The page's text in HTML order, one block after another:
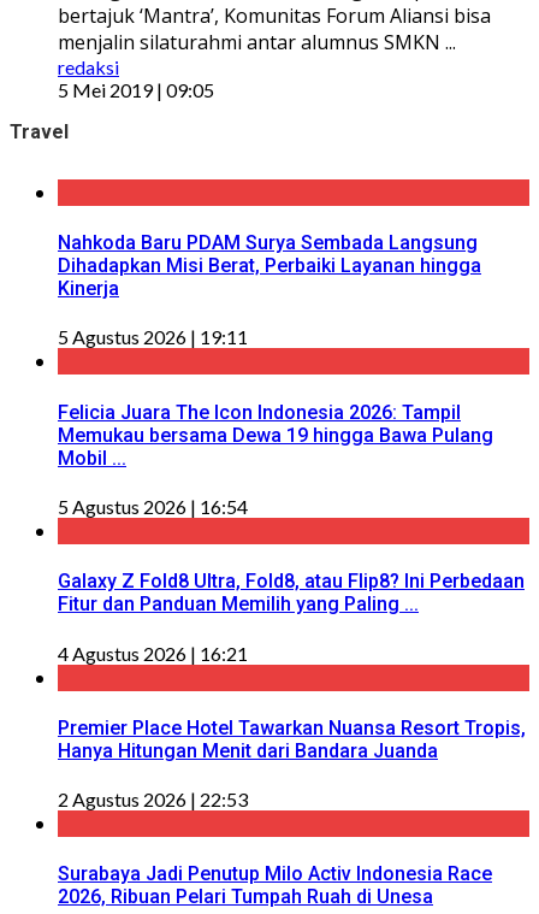
bertajuk ‘Mantra’, Komunitas Forum Aliansi bisa
menjalin silaturahmi antar alumnus SMKN ...
redaksi
5 Mei 2019 | 09:05
Travel
Nahkoda Baru PDAM Surya Sembada Langsung
Dihadapkan Misi Berat, Perbaiki Layanan hingga
Kinerja
5 Agustus 2026 | 19:11
Felicia Juara The Icon Indonesia 2026: Tampil
Memukau bersama Dewa 19 hingga Bawa Pulang
Mobil ...
5 Agustus 2026 | 16:54
Galaxy Z Fold8 Ultra, Fold8, atau Flip8? Ini Perbedaan
Fitur dan Panduan Memilih yang Paling ...
4 Agustus 2026 | 16:21
Premier Place Hotel Tawarkan Nuansa Resort Tropis,
Hanya Hitungan Menit dari Bandara Juanda
2 Agustus 2026 | 22:53
Surabaya Jadi Penutup Milo Activ Indonesia Race
2026, Ribuan Pelari Tumpah Ruah di Unesa